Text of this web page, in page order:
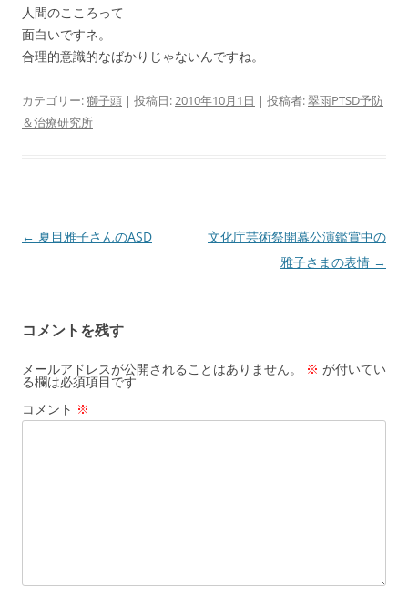
人間のこころって
面白いですネ。
合理的意識的なばかりじゃないんですね。
カテゴリー:獅子頭 | 投稿日:2010年10月1日 | 投稿者:翠雨PTSD予防
＆治療研究所
投
ゲ
ー
シ
ョ
← 夏目雅子さんのASD
文化庁芸術祭開幕公演鑑賞中の
雅子さまの表情 →
コメントを残す
メールアドレスが公開されることはありません。 ※ が付いてい
る欄は必須項目です
コメント ※